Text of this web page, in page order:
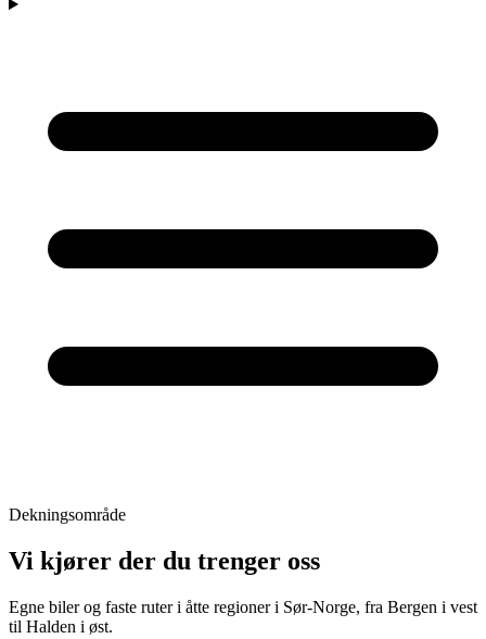
Dekningsområde
Vi kjører der du trenger oss
Egne biler og faste ruter i åtte regioner i Sør-Norge, fra Bergen i vest
til Halden i øst.